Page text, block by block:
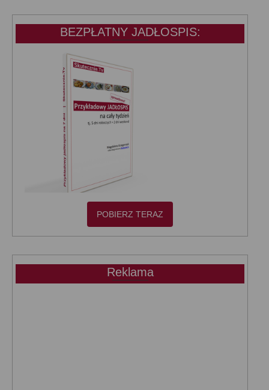
BEZPŁATNY JADŁOSPIS:
POBIERZ TERAZ
Reklama